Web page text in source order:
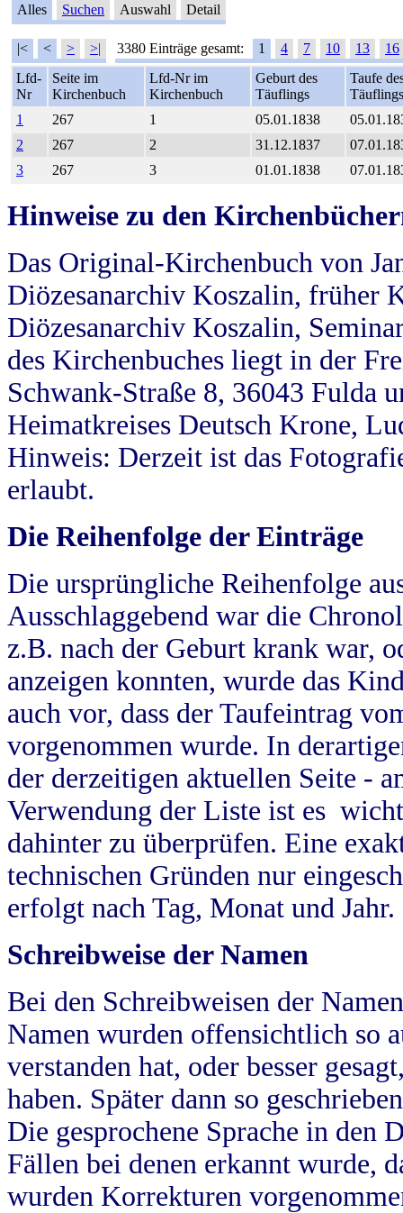
Alles Suchen Auswahl Detail
|< < > >| 3380 Einträge gesamt: 1 4 7 10 13
16
Lfd-
Nr
Seite im
Kirchenbuch
Lfd-Nr im
Kirchenbuch
Geburt des
Täuflings
Taufe
Täuflings
1
267 1 05.01.1838
2
267 2 31.12.1837
3
267 3 01.01.1838
Hinweise zu den
Das Original-Kirchenbuch von
Diözesanarchiv Koszalin, früher
Diözesanarchiv Koszalin,
des Kirchenbuches liegt in der
Schwank-Straße 8, 36043 Fulda
Heimatkreises Deutsch Krone,
Hinweis: Derzeit ist das
erlaubt.
Die Reihenfolge der Einträge
Die ursprüngliche Reihenfolge
Ausschlaggebend war die
z.B. nach der Geburt krank war,
anzeigen konnten, wurde das
auch vor, dass der Taufeintrag
vorgenommen wurde. In
der derzeitigen aktuellen Seite -
Verwendung der Liste ist es
dahinter zu überprüfen. Eine
technischen Gründen nur
erfolgt nach Tag, Monat und Jahr.
Schreibweise der Namen
Bei den Schreibweisen der
Namen wurden offensichtlich so
verstanden hat, oder besser
haben. Später dann so
Die gesprochene Sprache in
Fällen bei denen erkannt wurde,
wurden Korrekturen